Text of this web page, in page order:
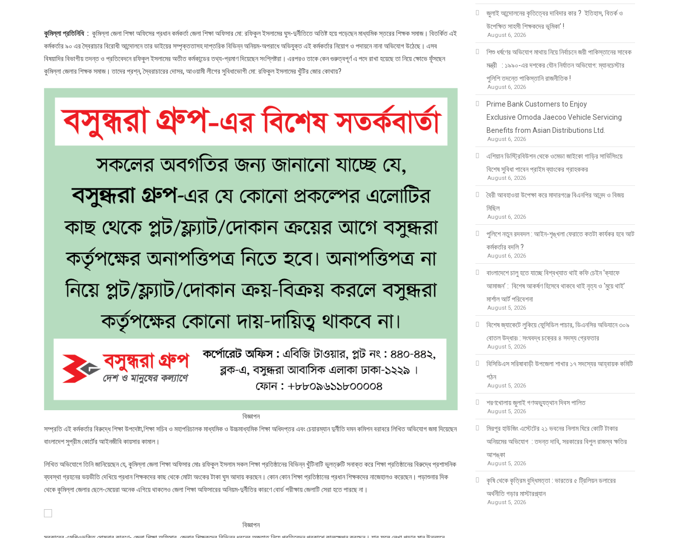
আওয়ামী
ফ্যাসিবাদের
কুমিল্লা
শিক্ষা
মোঃ
রফিকুল
খুঁটির
জোর
কোথায়
কুমিল্লা প্রতিনিধি : কুমিল্লা জেলা শিক্ষা অফিসের প্রধান কর্মকর্তা জেলা শিক্ষা অফিসার মো: রফিকুল ইসলামের ঘুস-দুর্নীতিতে অতিষ্ট হয়ে পড়েছেন মাধ্যমিক স্তরের শিক্ষক সমাজ। বিতর্কিত এই
কর্মকর্তার ৯০ এর স্বৈরাচার বিরোধী আন্দোলনে তার ভাইয়ের সম্পৃক্ততাসহ দাপ্তরিক বিভিন্ন অনিয়ম-অপরাধে অভিযুক্ত এই কর্মকর্তার নিয়োগ ও পদায়নে নানা অভিযোগ উঠেছে। এসব
বিষয়াদির বিভাগীয় তদন্ত ও প্রতিবেদনে রফিকুল ইসলামের অতীত কর্মকান্ডের তথ্য-প্রমাণ দিয়েছেন সংশ্লিষ্টরা। এরপরও তাকে কেন গুরুত্বপূর্ণ এ পদে রাখা হয়েছে তা নিয়ে ক্ষোভে ফূঁসছেন
কুমিল্লা জেলার শিক্ষক সমাজ। তাদের প্রশ্ন, স্বৈরাচারের দোসর, আওয়ামী লীগের সুবিধাভোগী মো: রফিকুল ইসলামের খুঁটির জোর কোথায়?
বিজ্ঞাপন
সম্প্রতি এই কর্মকর্তার বিরুদ্ধে শিক্ষা উপদেষ্টা,শিক্ষা সচিব ও মহাপরিচালক মাধ্যমিক ও উচ্চমাধ্যমিক শিক্ষা অধিদপ্তর এবং চেয়ারম্যান দুর্নীতি দমন কমিশন বরাবরে লিখিত অভিযোগ জমা দিয়েছেন
বাংলাদেশ সুপ্রীম কোর্টের আইনজীবি কায়সার কামাল।
লিখিত অভিযোগে তিনি জানিয়েছেন যে, কুমিল্লা জেলা শিক্ষা অফিসার মোঃ রফিকুল ইসলাম সকল শিক্ষা প্রতিষ্ঠানের বিভিন্ন খুঁটিনাটি ভুলত্রুটি সনাক্ত করে শিক্ষা প্রতিষ্ঠানের বিরুদ্ধে প্রশাসনিক
ব্যবস্থা গ্রহনের ভয়ভীতি দেখিয়ে প্রধান শিক্ষকদের কাছ থেকে মোটা অংকের টাকা ঘুস আদায় করছেন। কোন কোন শিক্ষা প্রতিষ্ঠানের প্রধান শিক্ষকদের নাজেহালও করেছেন। পড়াশুনার দিক
থেকে কুমিল্লা জেলার ছেলে-মেয়েরা অনেক এগিয়ে থাকলেও জেলা শিক্ষা অফিসারের অনিয়ম-দুর্নীতির কারণে বোর্ড পরীক্ষায় জেলাটি সেরা হতে পারছে না।
বিজ্ঞাপন
জুলাই আন্দোলনের কৃতিত্বের দাবিদার কার ? ইতিহাস, বিতর্ক ও
উপেক্ষিত সাহসী শিক্ষকদের ভূমিকা’ !
August 6, 2026
শিশু ধর্ষণের অভিযোগ মাথায় নিয়ে নির্বাচনে জয়ী পাকিস্তানের সাবেক
মন্ত্রী : ১৯৯০-এর দশকের যৌন নির্যাতন অভিযোগ: ম্যানচেস্টার
পুলিশি তদন্তে পাকিস্তানি রাজনীতিক !
August 6, 2026
Prime Bank Customers to Enjoy
Exclusive Omoda Jaecoo Vehicle Servicing
Benefits from Asian Distributions Ltd.
August 6, 2026
এশিয়ান ডিস্ট্রিবিউশন থেকে ওমেডা জাইকো গাড়ির সার্ভিসিংয়ে
বিশেষ সুবিধা পাবেন প্রাইম ব্যাংকের গ্রাহককর
August 6, 2026
বৈরী আবহাওয়া উপেক্ষা করে মাদারগঞ্জে বিএনপির আনন্দ ও বিজয়
মিছিল
August 6, 2026
পুলিশে নতুন রদবদল : আইন-শৃঙ্খলা ফেরাতে কতটা কার্যকর হবে আট
কর্মকর্তার বদলি ?
August 6, 2026
​​বাংলাদেশে চালু হতে যাচ্ছে বিশ্বখ্যাত থাই কফি চেইন ‘ক্যাফে
আমাজন’ : বিশেষ আকর্ষণ হিসেবে থাকবে থাই নৃত্য ও ‘মুয়ে থাই’
মার্শাল আর্ট পরিবেশনা
August 5, 2026
বিশেষ জ্যাকেটে লুকিয়ে ফেন্সিডিল পাচার, ডিএনসির অভিযানে ৩০৯
বোতল উদ্ধার৷ : সংঘবদ্ধ চক্রের ৪ সদস্য গ্রেফতার
August 5, 2026
বিসিডিএস সরিষাবাড়ী উপজেলা শাখার ১৭ সদস্যের আহ্বায়ক কমিটি
গঠন
August 5, 2026
শরণখোলায় জুলাই গণঅভ্যুত্থান দিবস পালিত
August 5, 2026
মিরপুর হাউজিং এস্টেটের ২১ ভবনের নিলাম ঘিরে কোটি টাকার
অনিয়মের অভিযোগ : তদন্ত দাবি, সরকারের বিপুল রাজস্ব ক্ষতির
আশঙ্কা
August 5, 2026
কৃষি থেকে কৃত্রিম বুদ্ধিমত্তা : ভারতের ৫ ট্রিলিয়ন ডলারের
অর্থনীতি গড়ার মাস্টারপ্ল্যান
August 5, 2026